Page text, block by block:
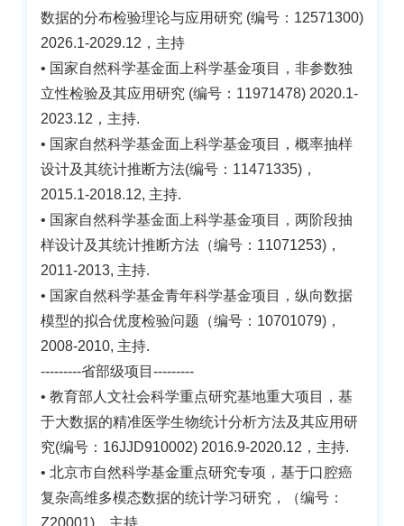
数据的分布检验理论与应用研究 (编号：12571300)
2026.1-2029.12 ，主持
• 国家自然科学基金面上科学基金项目，非参数独
立性检验及其应用研究 (编号：11971478) 2020.1-
2023.12，主持.
• 国家自然科学基金面上科学基金项目，概率抽样
设计及其统计推断方法(编号：11471335)，
2015.1-2018.12, 主持.
• 国家自然科学基金面上科学基金项目，两阶段抽
样设计及其统计推断方法（编号：11071253)，
2011-2013, 主持.
• 国家自然科学基金青年科学基金项目，纵向数据
模型的拟合优度检验问题（编号：10701079)，
2008-2010, 主持.
---------省部级项目---------
• 教育部人文社会科学重点研究基地重大项目，基
于大数据的精准医学生物统计分析方法及其应用研
究(编号：16JJD910002) 2016.9-2020.12，主持.
• 北京市自然科学基金重点研究专项，基于口腔癌
复杂高维多模态数据的统计学习研究，（编号：
Z20001)，主持